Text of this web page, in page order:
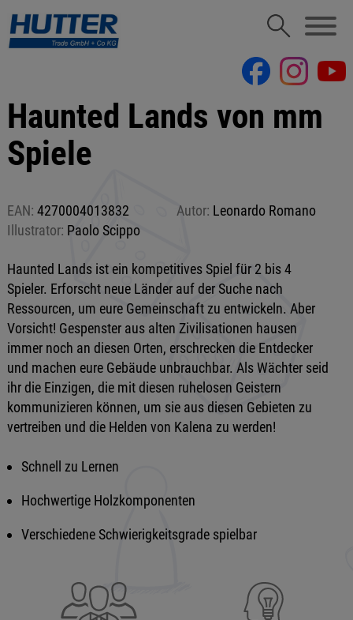
Haunted Lands von mm
Spiele
EAN: 4270004013832 Autor: Leonardo Romano
Illustrator: Paolo Scippo
Haunted Lands ist ein kompetitives Spiel für 2 bis 4
Spieler. Erforscht neue Länder auf der Suche nach
Ressourcen, um eure Gemeinschaft zu entwickeln. Aber
Vorsicht! Gespenster aus alten Zivilisationen hausen
immer noch an diesen Orten, erschrecken die Entdecker
und machen eure Gebäude unbrauchbar. Als Wächter seid
ihr die Einzigen, die mit diesen ruhelosen Geistern
kommunizieren können, um sie aus diesen Gebieten zu
vertreiben und die Helden von Kalena zu werden!
Schnell zu Lernen
Hochwertige Holzkomponenten
Verschiedene Schwierigkeitsgrade spielbar